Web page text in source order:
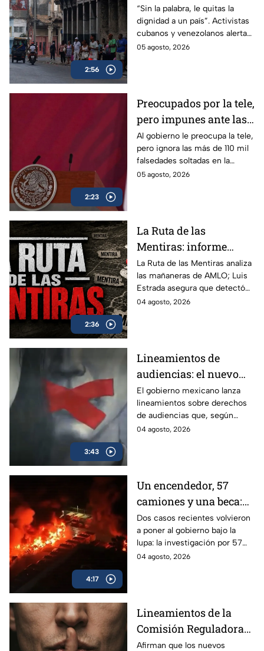
2:56
venezolanos alertan
sobre la pérdida de
libertades en México
“Sin la palabra, le quitas la
dignidad a un país”. Activistas
cubanos y venezolanos alertan
sobre el avance del
05 agosto, 2026
2:23
Preocupados por la tele,
pero impunes ante las
mentiras: El doble
rasero del gobierno
federal
Al gobierno le preocupa la tele,
pero ignora las más de 110 mil
falsedades soltadas en la
mañanera. Recordamos las
05 agosto, 2026
2:36
La Ruta de las
Mentiras: informe
acusa más de 100 mil
falsedades en las
mañaneras de AMLO
La Ruta de las Mentiras analiza
las mañaneras de AMLO; Luis
Estrada asegura que detectó
más de 100 mil afirmaciones
04 agosto, 2026
3:43
Lineamientos de
audiencias: el nuevo
mecanismo del
gobierno para censurar
medios y blindar la
corrupción en México
El gobierno mexicano lanza
lineamientos sobre derechos
de audiencias que, según
críticos, no protegen al
crimen organizado.
04 agosto, 2026
4:17
Un encendedor, 57
camiones y una beca:
las polémicas que
persiguen al gobierno
Dos casos recientes volvieron
a poner al gobierno bajo la
lupa: la investigación por 57
camiones incendiados y la
04 agosto, 2026
Lineamientos de la
Comisión Reguladora
buscan silenciar a TV
Afirman que los nuevos